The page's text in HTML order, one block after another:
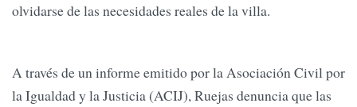
olvidarse de las necesidades reales de la villa.
A través de un informe emitido por la Asociación Civil por
la Igualdad y la Justicia (ACIJ), Ruejas denuncia que las